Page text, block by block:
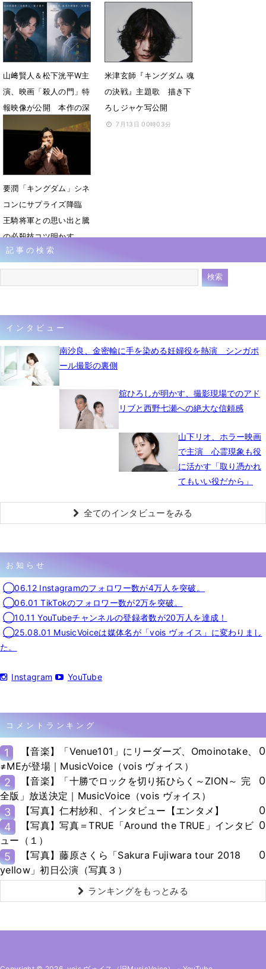
7月17日 19時48分
身体能力を絶賛
7月17日 07時00分
山﨑賢人＆松下洸平W主
演、映画「殺人の門」特
報映像が公開 本作の深
みを支える新キャスト陣
7月13日 07時00分
米津玄師『キングダム 魂
の決戦』主題歌 描き下
ろしジャケ写公開
7月13日 00時03分
要潤「キングダム」シネ
コンにサプライズ降臨
王騎将軍との思い出と騰
の必殺技コツ明かす
7月8日 19時38分
記事の検索
インタビュー
南沙良、金密輸に手を染める妊婦役を熱演 シンガポ
ール撮影の裏側
舘ひろしが明かす、撮影現場でのアド
リブと西野七瀬への絶大な信頼感
山下リオ、ホラー映画
で主演 心霊現象も役
に活かす「取り憑かれ
てもいい役だから」
全てのインタビューをみる
お知らせ
◯06.12 Instagramのフォロワー数が4万人を突破。
◯06.01 TikTokのフォロワー数が2万を突破。
◯10.11 YouTubeチャンネルの登録者数が20万人を達成！
◯25.08.01 MusicVoiceは媒体名が「vois ヴォイス」に変わりまし
た。
Instagram YouTube
コメントランキング
1
【音楽】「Venue101」にリーダーズ、Omoinotake、
≠MEが登場｜MusicVoice（vois ヴォイス）
0
2
【音楽】「十勝でロックを切り拓ひらく～ZION～ 完
全版」放送決定｜MusicVoice（vois ヴォイス）
0
3 【写真】仁村紗和、インタビュー【エンタメ】
0
4
【写真】写真＝TRUE「Around the TRUE」インタビ
ュー（１）
0
5
【写真】藤原さくら「Sakura Fujiwara tour 2018
yellow」初日公演（写真３）
0
ランキングをもっとみる